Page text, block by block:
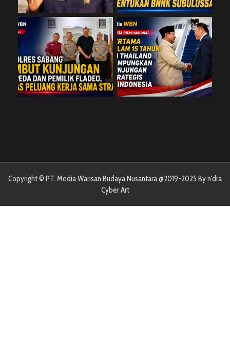
Copyright © PT. Media Warisan Budaya Nusantara @2019-2025 By n'dra
Cyber Art